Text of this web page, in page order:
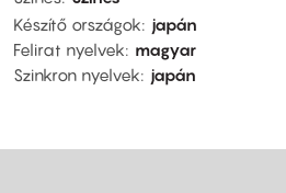
Készítő országok
japán
Felirat nyelvek
magyar
Szinkron nyelvek
japán